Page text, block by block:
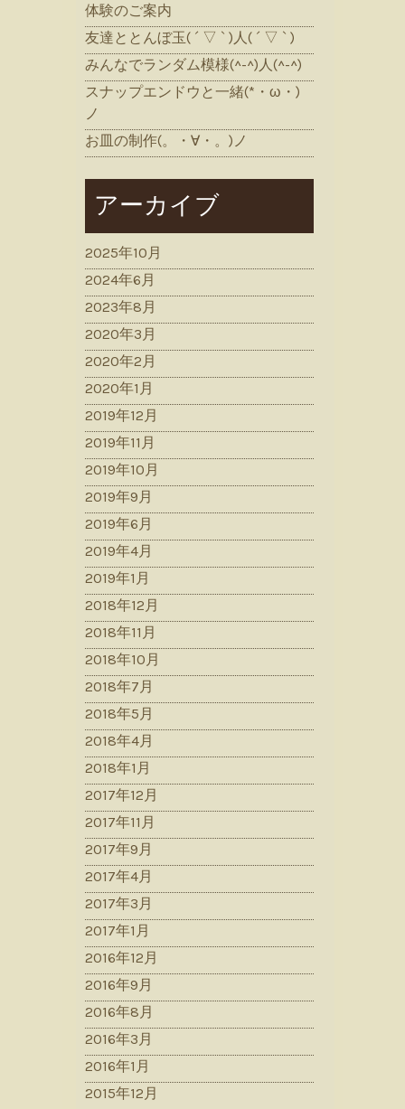
体験のご案内
友達ととんぼ玉( ´ ▽ ` )人( ´ ▽ ` )
みんなでランダム模様(^-^)人(^-^)
スナップエンドウと一緒(*・ω・)
ノ
お皿の制作(。・∀・。)ノ
アーカイブ
2025年10月
2024年6月
2023年8月
2020年3月
2020年2月
2020年1月
2019年12月
2019年11月
2019年10月
2019年9月
2019年6月
2019年4月
2019年1月
2018年12月
2018年11月
2018年10月
2018年7月
2018年5月
2018年4月
2018年1月
2017年12月
2017年11月
2017年9月
2017年4月
2017年3月
2017年1月
2016年12月
2016年9月
2016年8月
2016年3月
2016年1月
2015年12月